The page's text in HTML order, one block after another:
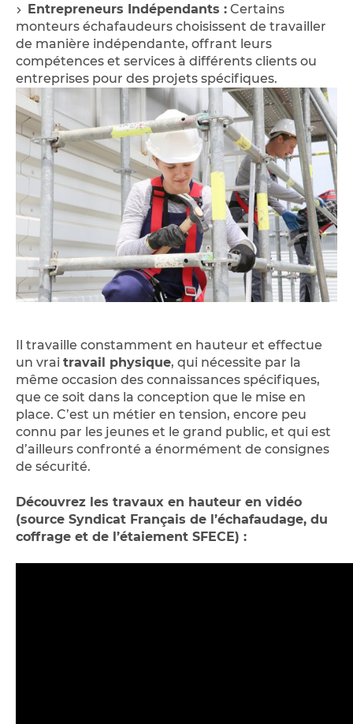
Entrepreneurs Indépendants : Certains
monteurs échafaudeurs choisissent de travailler
de manière indépendante, offrant leurs
compétences et services à différents clients ou
entreprises pour des projets spécifiques.
Il travaille constamment en hauteur et effectue
un vrai travail physique, qui nécessite par la
même occasion des connaissances spécifiques,
que ce soit dans la conception que le mise en
place. C’est un métier en tension, encore peu
connu par les jeunes et le grand public, et qui est
d’ailleurs confronté a énormément de consignes
de sécurité.
Découvrez les travaux en hauteur en vidéo
(source Syndicat Français de l’échafaudage, du
coffrage et de l’étaiement SFECE) :